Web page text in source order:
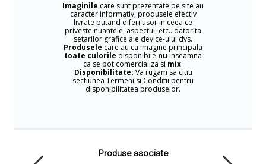
Imaginile care sunt prezentate pe site au
caracter informativ, produsele efectiv
livrate putand diferi usor in ceea ce
priveste nuantele, aspectul, etc.. datorita
setarilor grafice ale device-ului dvs.
Produsele care au ca imagine principala
toate culorile disponibile nu inseamna
ca se pot comercializa si mix.
Disponibilitate: Va rugam sa cititi
sectiunea Termeni si Conditii pentru
disponibilitatea produselor.
Produse asociate